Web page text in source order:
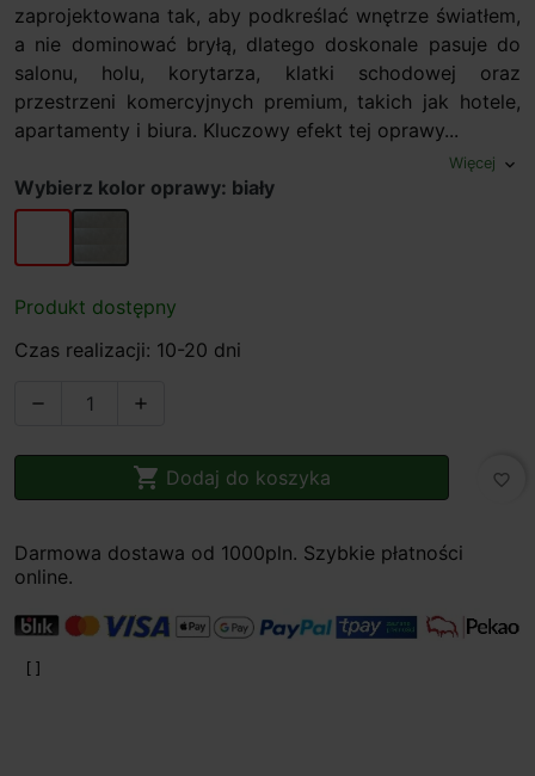
zaprojektowana tak, aby podkreślać wnętrze światłem,
a nie dominować bryłą, dlatego doskonale pasuje do
salonu, holu, korytarza, klatki schodowej oraz
przestrzeni komercyjnych premium, takich jak hotele,
apartamenty i biura. Kluczowy efekt tej oprawy...
Więcej expand_more
Wybierz kolor oprawy: biały
biały aluminium polerowane
Produkt dostępny
Czas realizacji: 10-20 dni
 
 Dodaj do koszyka favorite_border
Darmowa dostawa od 1000pln. Szybkie płatności
online.